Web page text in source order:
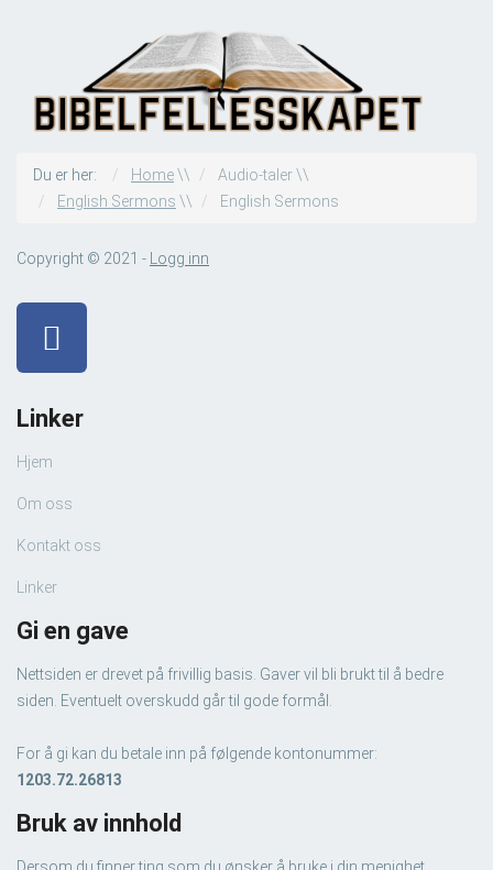
Du er her: Home\\ Audio-taler\\
English Sermons \\ English Sermons
Copyright © 2021 - Logg inn
Linker
Hjem
Om oss
Kontakt oss
Linker
Gi en gave
Nettsiden er drevet på frivillig basis. Gaver vil bli brukt til å bedre
siden. Eventuelt overskudd går til gode formål.
For å gi kan du betale inn på følgende kontonummer:
1203.72.26813
Bruk av innhold